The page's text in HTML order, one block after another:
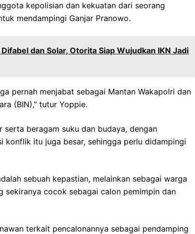
kepolisian dan kekuatan dari seorang
mendampingi Ganjar Pranowo.
dan Solar, Otorita Siap Wujudkan IKN Jadi
pernah menjabat sebagai Mantan Wakapolri dan
(BIN),” tutur Yoppie.
serta beragam suku dan budaya, dengan
konflik itu juga besar, sehingga perlu didampingi
sebuah kepastian, melainkan sebagai warga
sekiranya cocok sebagai calon pemimpin dan
terkait pencalonannya sebagai pendamping